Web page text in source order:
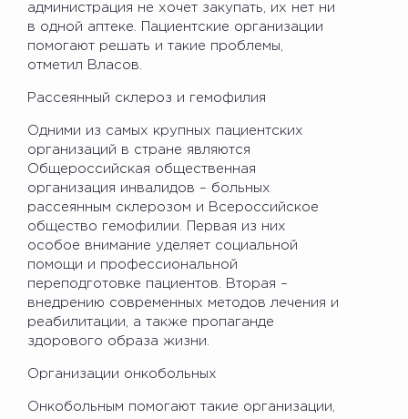
администрация не хочет закупать, их нет ни
в одной аптеке. Пациентские организации
помогают решать и такие проблемы,
отметил Власов.
Рассеянный склероз и гемофилия
Одними из самых крупных пациентских
организаций в стране являются
Общероссийская общественная
организация инвалидов – больных
рассеянным склерозом и Всероссийское
общество гемофилии. Первая из них
особое внимание уделяет социальной
помощи и профессиональной
переподготовке пациентов. Вторая –
внедрению современных методов лечения и
реабилитации, а также пропаганде
здорового образа жизни.
Организации онкобольных
Онкобольным помогают такие организации,